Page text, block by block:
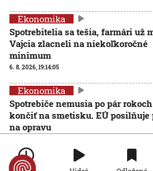
Ekonomika
Spotrebitelia sa tešia, farmári už
Vajcia zlacneli na niekoľkoročné
minimum
6. 8. 2026, 19:14:05
Ekonomika
Spotrebiče nemusia po pár rokoch
končiť na smetisku. EÚ posilňuje
na opravu
Ekonomika